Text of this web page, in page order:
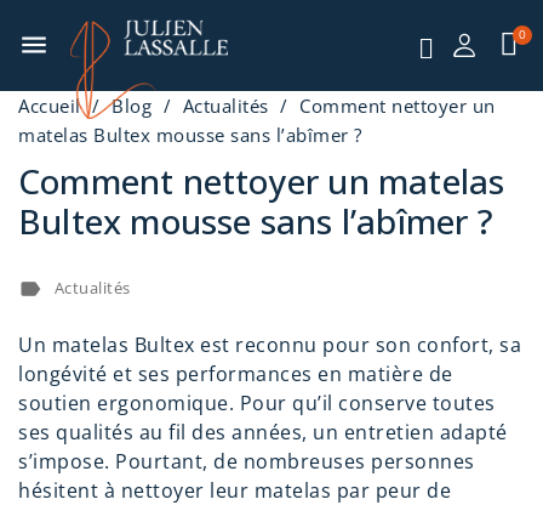
menu
Accueil Blog Actualités
Comment nettoyer un
matelas Bultex mousse sans l’abîmer ?
Comment nettoyer un matelas
Bultex mousse sans l’abîmer ?
label Actualités
Un matelas Bultex est reconnu pour son confort, sa
longévité et ses performances en matière de
soutien ergonomique. Pour qu’il conserve toutes
ses qualités au fil des années, un entretien adapté
s’impose. Pourtant, de nombreuses personnes
hésitent à nettoyer leur matelas par peur de